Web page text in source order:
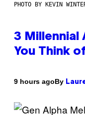
PHOTO BY KEVIN
3 Millennial
You Think
9 hours agoBy